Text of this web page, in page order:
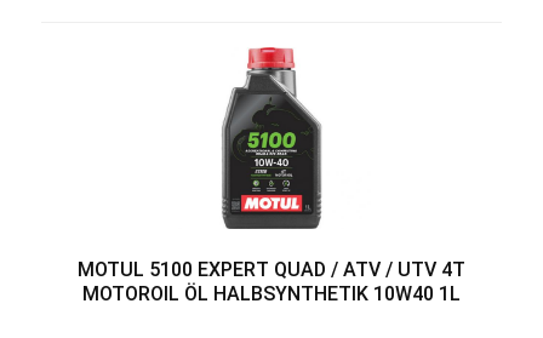
MOTUL 5100 EXPERT QUAD / ATV / UTV 4T
MOTOROIL ÖL HALBSYNTHETIK 10W40 1L